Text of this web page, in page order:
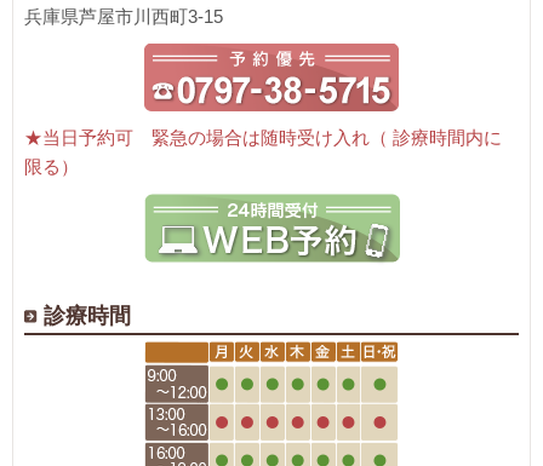
兵庫県芦屋市川西町3-15
★当日予約可 緊急の場合は随時受け入れ（ 診療時間内に
限る）
診療時間